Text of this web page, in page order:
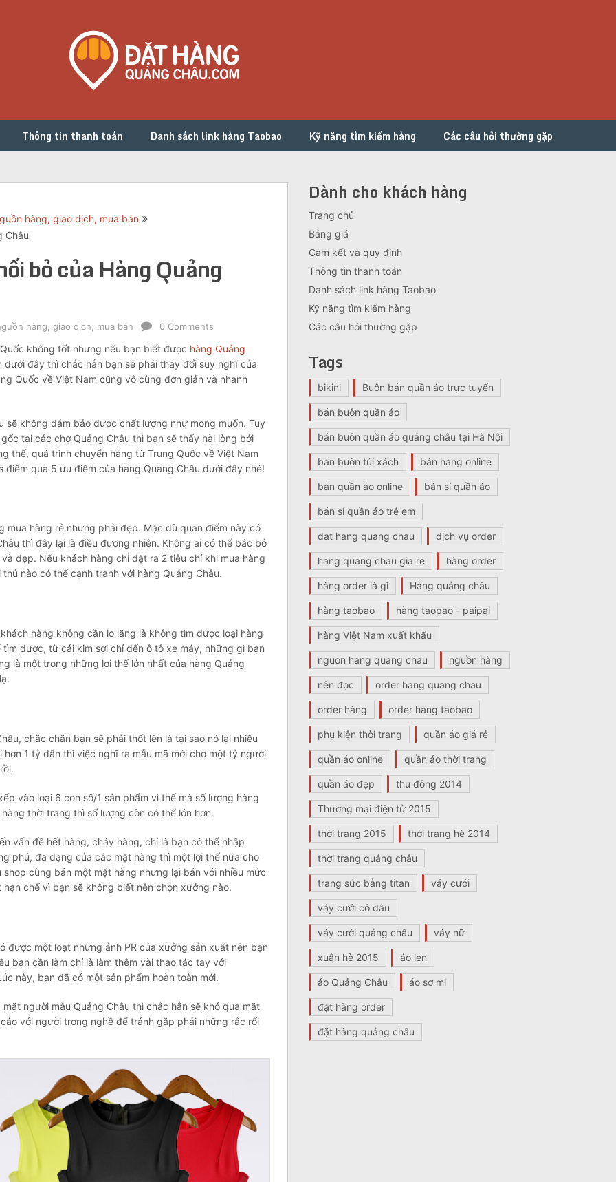
Thông tin thanh toán Danh sách link hàng Taobao Kỹ năng tìm kiếm hàng Các câu hỏi thường gặp
hàng, giao dịch, mua bán
Châu
bỏ của Hàng Quảng
hàng, giao dịch, mua bán 0 Comments
không tốt nhưng nếu bạn biết được hàng Quảng
đây thì chắc hẳn bạn sẽ phải thay đổi suy nghĩ của
Quốc về Việt Nam cũng vô cùng đơn giản và nhanh
sẽ không đảm bảo được chất lượng như mong muốn. Tuy
tại các chợ Quảng Châu thì bạn sẽ thấy hài lòng bởi
thế, quá trình chuyển hàng từ Trung Quốc về Việt Nam
qua 5 ưu điểm của hàng Quàng Châu dưới đây nhé!
hàng rẻ nhưng phải đẹp. Mặc dù quan điểm này có
thì đây lại là điều đương nhiên. Không ai có thể bác bỏ
đẹp. Nếu khách hàng chỉ đặt ra 2 tiêu chí khi mua hàng
nào có thể cạnh tranh với hàng Quảng Châu.
hàng không cần lo lắng là không tìm được loại hàng
được, từ cái kim sợi chỉ đến ô tô xe máy, những gì bạn
là một trong những lợi thế lớn nhất của hàng Quảng
chắc chắn bạn sẽ phải thốt lên là tại sao nó lại nhiều
1 tỷ dân thì việc nghĩ ra mẫu mã mới cho một tỷ người
vào loại 6 con số/1 sản phẩm vì thế mà số lượng hàng
thời trang thì số lượng còn có thể lớn hơn.
vấn đề hết hàng, cháy hàng, chỉ là bạn có thể nhập
phú, đa dạng của các mặt hàng thì một lợi thế nữa cho
cùng bán một mặt hàng nhưng lại bán với nhiều mức
chế vì bạn sẽ không biết nên chọn xưởng nào.
được một loạt những ảnh PR của xưởng sản xuất nên bạn
bạn cần làm chỉ là làm thêm vài thao tác tay với
này, bạn đã có một sản phẩm hoàn toàn mới.
người mẫu Quảng Châu thì chắc hẳn sẽ khó qua mắt
với người trong nghề để tránh gặp phải những rắc rối
Dành cho khách hàng
Trang chủ
Bảng giá
Cam kết và quy định
Thông tin thanh toán
Danh sách link hàng Taobao
Kỹ năng tìm kiếm hàng
Các câu hỏi thường gặp
Tags
bikini Buôn bán quần áo trực tuyến
bán buôn quần áo
bán buôn quần áo quảng châu tại Hà Nội
bán buôn túi xách bán hàng online
bán quần áo online bán sỉ quần áo
bán sỉ quần áo trẻ em
dat hang quang chau dịch vụ order
hang quang chau gia re hàng order
hàng order là gì Hàng quảng châu
hàng taobao hàng taopao - paipai
hàng Việt Nam xuất khẩu
nguon hang quang chau nguồn hàng
nên đọc order hang quang chau
order hàng order hàng taobao
phụ kiện thời trang quần áo giá rẻ
quần áo online quần áo thời trang
quần áo đẹp thu đông 2014
Thương mại điện tử 2015
thời trang 2015 thời trang hè 2014
thời trang quảng châu
trang sức bằng titan váy cưới
váy cưới cô dâu
váy cưới quảng châu váy nữ
xuân hè 2015 áo len
áo Quảng Châu áo sơ mi
đặt hàng order
đặt hàng quảng châu